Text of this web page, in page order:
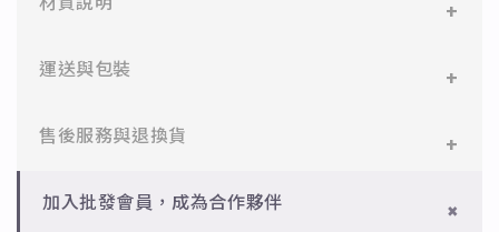
材質說明
✻ 316L不鏽鋼
✻ 925純銀
設計。
運送與包裝
一般會員：一件即享免運與精美包裝，超商取貨或宅配
批發會員：達門檻享免運優惠，出貨時間約為2個工作
售後服務與退換貨
✻ 一般會員
加入批發會員，成為合作夥伴